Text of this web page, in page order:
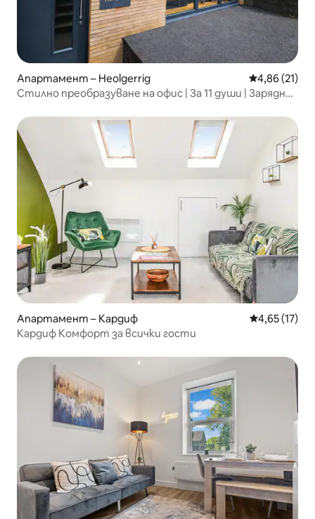
Апартамент – Heolgerrig Средна
4,86 (21)
Стилно преобразуване на офис | За 11 души | Зарядно
Апартамент – Кардиф Средна
4,65 (17)
Кардиф Комфорт за всички гости